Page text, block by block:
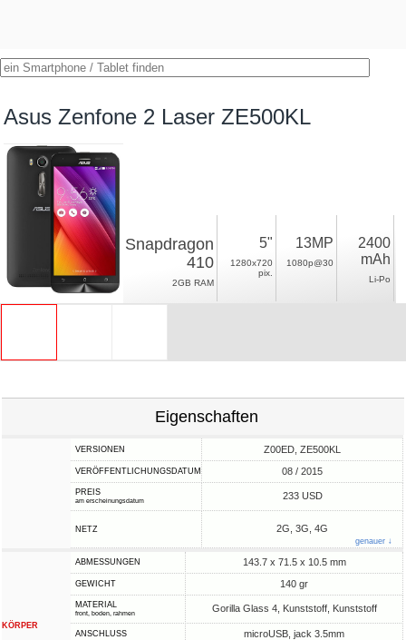
Asus Zenfone 2 Laser ZE500KL
Snapdragon
410
2GB RAM
5"
1280x720
pix.
13MP
1080p@30
2400
mAh
Li-Po
Eigenschaften
VERSIONEN Z00ED, ZE500KL
VERÖFFENTLICHUNGSDATUM 08 / 2015
PREIS
am erscheinungsdatum 233 USD
NETZ 2G, 3G, 4G
genauer ↓
KÖRPER
ABMESSUNGEN 143.7 x 71.5 x 10.5 mm
GEWICHT 140 gr
MATERIAL
front, boden, rahmen Gorilla Glass 4, Kunststoff, Kunststoff
ANSCHLUSS microUSB, jack 3.5mm